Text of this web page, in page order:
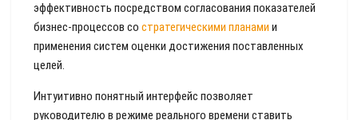
эффективность посредством согласования показателей
бизнес-процессов со стратегическими планами и
применения систем оценки достижения поставленных
целей.
Интуитивно понятный интерфейс позволяет
руководителю в режиме реального времени ставить